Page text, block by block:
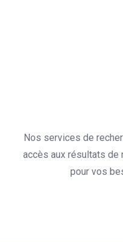
Nos services de
accès aux résultats de
pour vos